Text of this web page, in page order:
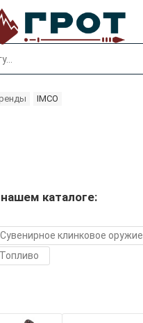
IMCO
каталоге:
Сувенирное клинковое оружие